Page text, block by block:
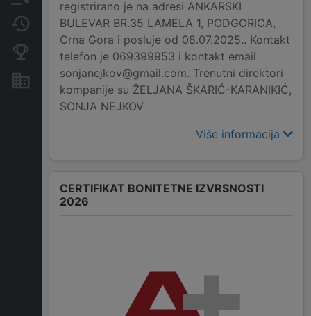
Promjene
Konkurentne kompanije
Nekretnine i imovina
registrirano je na adresi ANKARSKI
BULEVAR BR.35 LAMELA 1, PODGORICA,
Crna Gora i posluje od 08.07.2025.. Kontakt
telefon je 069399953 i kontakt email
sonjanejkov@gmail.com. Trenutni direktori
kompanije su ŽELJANA ŠKARIĆ-KARANIKIĆ,
SONJA NEJKOV
Više informacija
CERTIFIKAT BONITETNE IZVRSNOSTI
2026